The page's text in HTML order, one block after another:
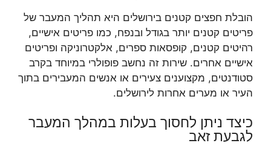
הובלת חפצים קטנים בירושלים היא תהליך המעבר של
פריטים קטנים יותר בגודל ובנפח, כמו פריטים אישיים,
רהיטים קטנים, קופסאות ספרים, אלקטרוניקה ופריטים
אישיים אחרים. שירות זה נחשב פופולרי במיוחד בקרב
סטודנטים, מקצוענים צעירים או אנשים המעבירים בתוך
העיר או מערים אחרות לירושלים.
כיצד ניתן לחסוך בעלות במהלך המעבר
לגבעת זאב